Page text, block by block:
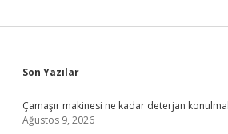
Sidebar
Son Yazılar
Çamaşır makinesi ne kadar deterjan
Ağustos 9, 2026